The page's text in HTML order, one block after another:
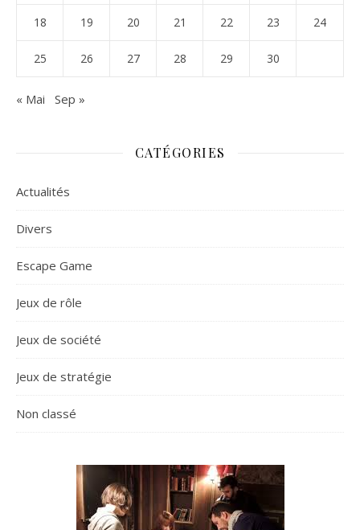
18 19 20 21 22 23 24
25 26 27 28 29 30
« Mai Sep »
CATÉGORIES
Actualités
Divers
Escape Game
Jeux de rôle
Jeux de société
Jeux de stratégie
Non classé